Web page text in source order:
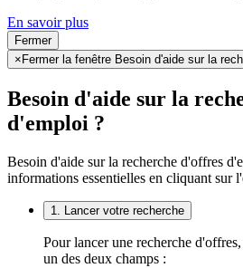
En savoir plus
Fermer
× Fermer la fenêtre Besoin d'aide sur la
Besoin d'aide sur la
d'emploi ?
Besoin d'aide sur la recherche d'offres
informations essentielles en cliquant sur
1. Lancer votre recherche
Pour lancer une recherche
un des deux champs :